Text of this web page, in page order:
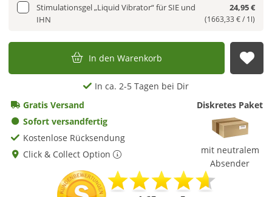
Stimulationsgel „Liquid Vibrator“ für SIE und
IHN
24,95 €
(1663,33 € / 1l)
In den Warenkorb
In ca. 2-5 Tagen bei Dir
Gratis Versand
Sofort versandfertig
Kostenlose Rücksendung
Click & Collect Option
Diskretes Paket
mit neutralem
Absender